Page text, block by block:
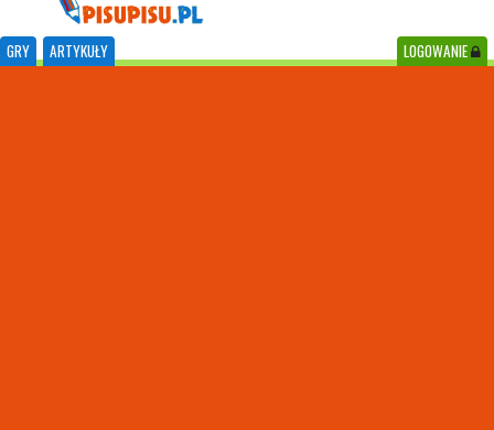
GRY ARTYKUŁY LOGOWANIE